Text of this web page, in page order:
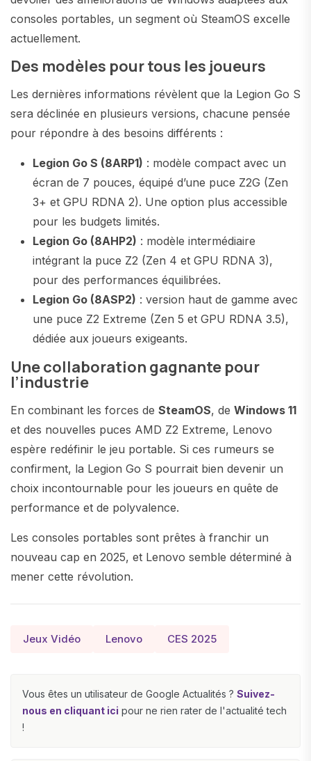
consoles portables, un segment où SteamOS excelle
actuellement.
Des modèles pour tous les joueurs
Les dernières informations révèlent que la Legion Go S
sera déclinée en plusieurs versions, chacune pensée
pour répondre à des besoins différents :
Legion Go S (8ARP1) : modèle compact avec un
écran de 7 pouces, équipé d’une puce Z2G (Zen
3+ et GPU RDNA 2). Une option plus accessible
pour les budgets limités.
Legion Go (8AHP2) : modèle intermédiaire
intégrant la puce Z2 (Zen 4 et GPU RDNA 3),
pour des performances équilibrées.
Legion Go (8ASP2) : version haut de gamme avec
une puce Z2 Extreme (Zen 5 et GPU RDNA 3.5),
dédiée aux joueurs exigeants.
Une collaboration gagnante pour
l’industrie
En combinant les forces de SteamOS, de Windows 11
et des nouvelles puces AMD Z2 Extreme, Lenovo
espère redéfinir le jeu portable. Si ces rumeurs se
confirment, la Legion Go S pourrait bien devenir un
choix incontournable pour les joueurs en quête de
performance et de polyvalence.
Les consoles portables sont prêtes à franchir un
nouveau cap en 2025, et Lenovo semble déterminé à
mener cette révolution.
Jeux Vidéo Lenovo CES 2025
Vous êtes un utilisateur de Google Actualités ? Suivez-
nous en cliquant ici pour ne rien rater de l'actualité tech
!